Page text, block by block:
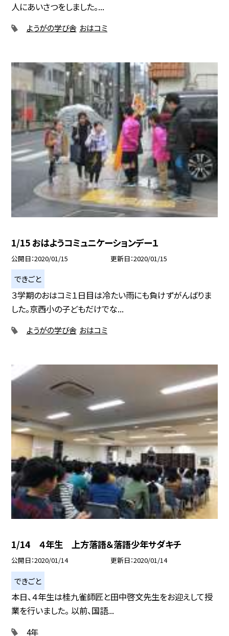
人にあいさつをしました。...
ようがの学び舎 おはコミ
1/15 おはようコミュニケーションデー１
公開日 2020/01/15 更新日 2020/01/15
できごと
３学期のおはコミ１日目は冷たい雨にも負けずがんばりま
した。京西小の子どもだけでな...
ようがの学び舎 おはコミ
1/14 ４年生 上方落語＆落語少年サダキチ
公開日 2020/01/14 更新日 2020/01/14
できごと
本日、４年生は桂九雀師匠と田中啓文先生をお迎えして授
業を行いました。 以前、国語...
4年